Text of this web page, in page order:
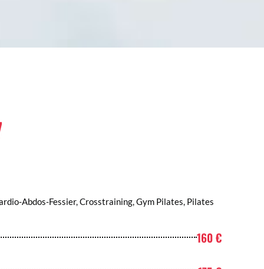
Abdos-Fessier, Crosstraining, Gym Pilates, Pilates
160 €